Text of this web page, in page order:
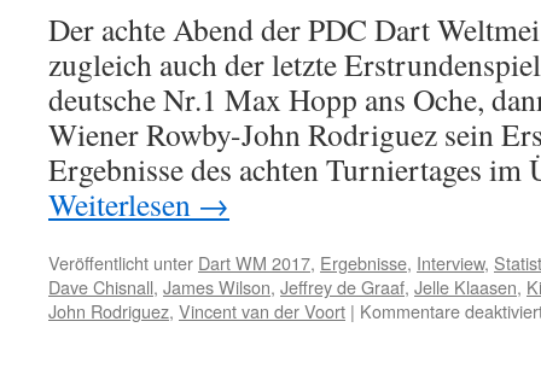
Der achte Abend der PDC Dart
zugleich auch der letzte
deutsche Nr.1 Max Hopp ans Oche,
Wiener Rowby-John Rodriguez sein
Ergebnisse des achten Turniertages
Weiterlesen →
Veröffentlicht unter Dart WM 2017, Ergebnisse, Interview,
Dave Chisnall, James Wilson, Jeffrey de Graaf, Jelle Klaasen,
John Rodriguez, Vincent van der Voort | Kommentare